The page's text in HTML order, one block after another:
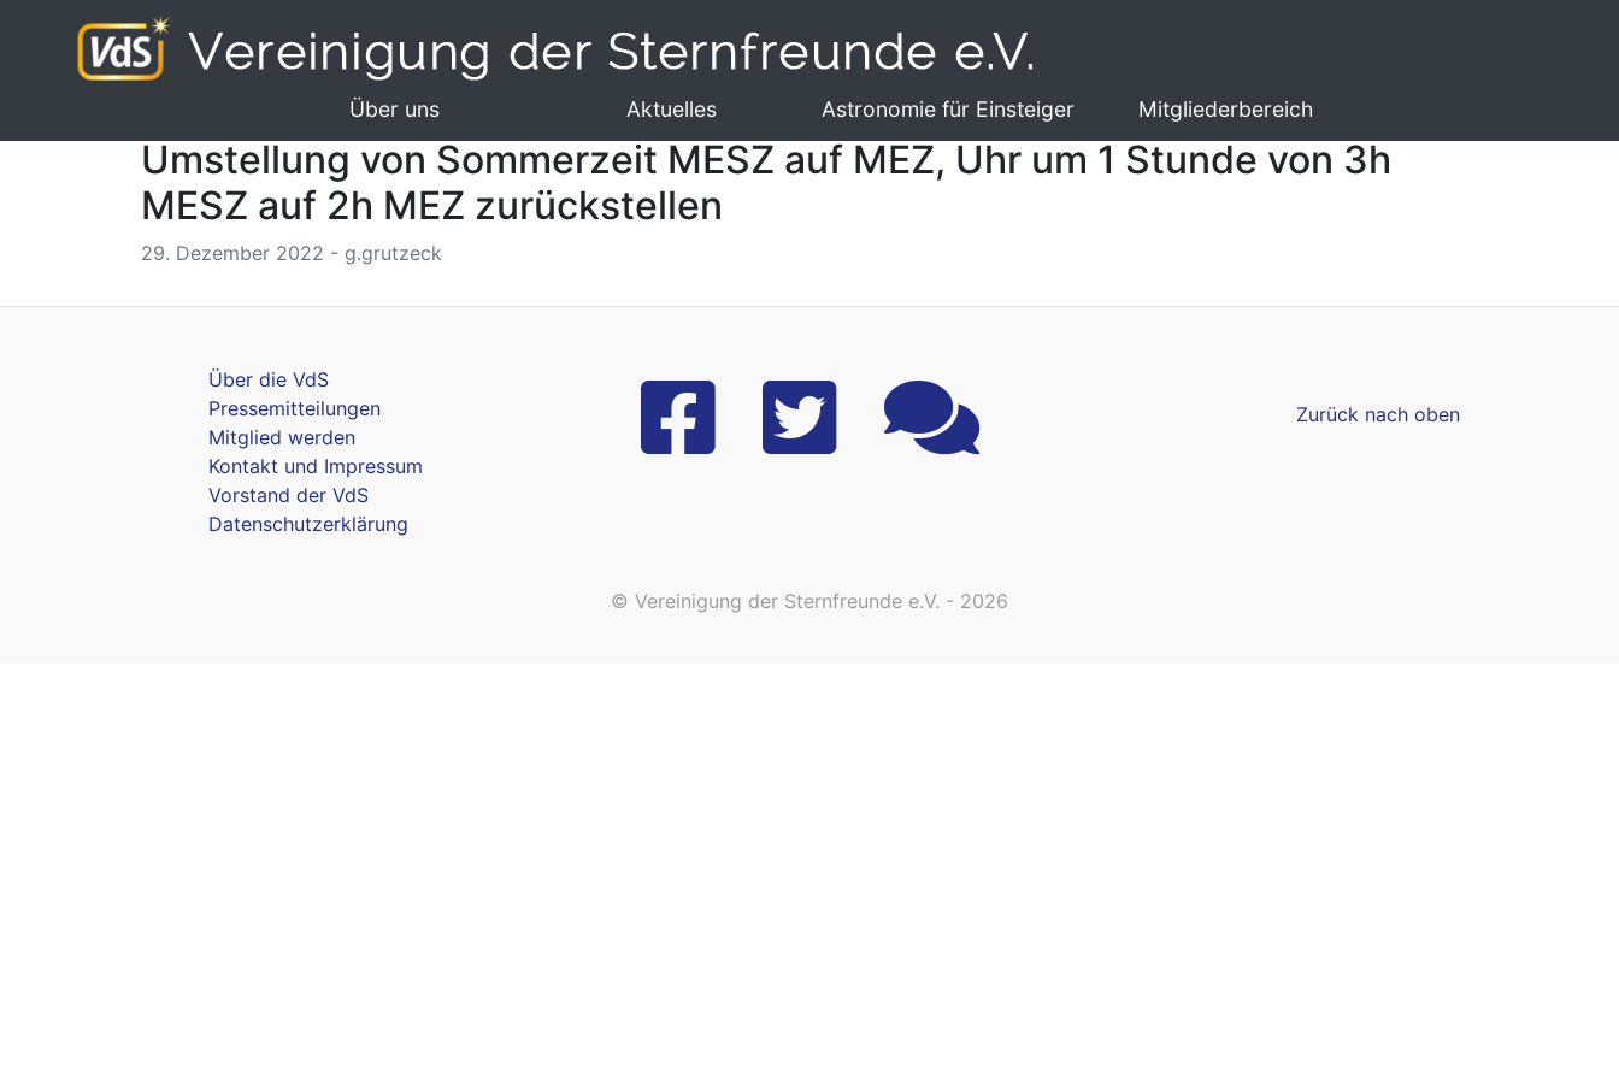
Über uns Aktuelles Astronomie für Einsteiger Mitgliederbereich
Umstellung von Sommerzeit MESZ auf MEZ, Uhr um 1 Stunde von 3h
MESZ auf 2h MEZ zurückstellen
29. Dezember 2022 - g.grutzeck
Über die VdS
Pressemitteilungen
Mitglied werden
Kontakt und Impressum
Vorstand der VdS
Datenschutzerklärung
Zurück nach oben
© Vereinigung der Sternfreunde e.V. - 2026